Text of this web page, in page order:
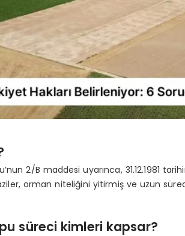
2/B maddesi uyarınca, 31.12.1981
orman niteliğini yitirmiş ve uzun
süreci kimleri kapsar?